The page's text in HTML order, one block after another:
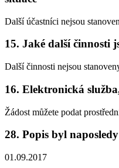
Další účastníci nejsou
15. Jaké další činnosti
Další činnosti nejsou
16. Elektronická
Žádost můžete podat
28. Popis byl
01.09.2017